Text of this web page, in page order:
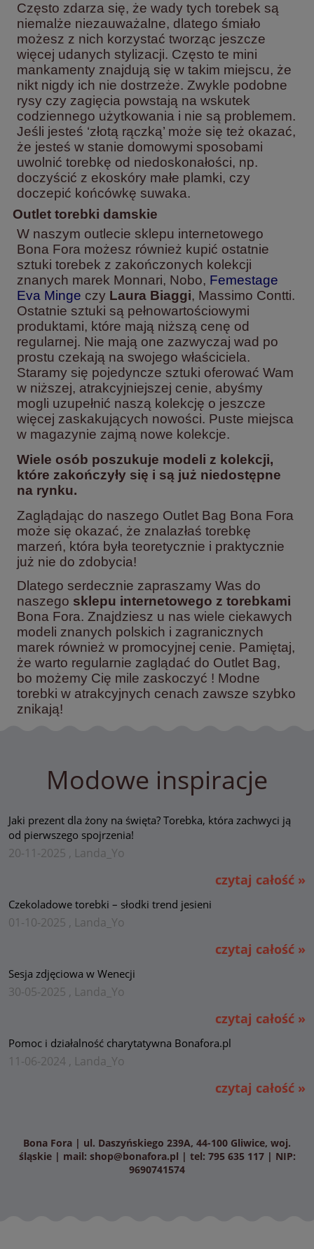
Często zdarza się, że wady tych torebek są
niemalże niezauważalne, dlatego śmiało
możesz z nich korzystać tworząc jeszcze
więcej udanych stylizacji. Często te mini
mankamenty znajdują się w takim miejscu, że
nikt nigdy ich nie dostrzeże. Zwykle podobne
rysy czy zagięcia powstają na wskutek
codziennego użytkowania i nie są problemem.
Jeśli jesteś ‘złotą rączką’ może się też okazać,
że jesteś w stanie domowymi sposobami
uwolnić torebkę od niedoskonałości, np.
doczyścić z ekoskóry małe plamki, czy
doczepić końcówkę suwaka.
Outlet torebki damskie
W naszym outlecie sklepu internetowego
Bona Fora możesz również kupić ostatnie
sztuki torebek z zakończonych kolekcji
znanych marek Monnari, Nobo, Femestage
Eva Minge czy Laura Biaggi, Massimo Contti.
Ostatnie sztuki są pełnowartościowymi
produktami, które mają niższą cenę od
regularnej. Nie mają one zazwyczaj wad po
prostu czekają na swojego właściciela.
Staramy się pojedyncze sztuki oferować Wam
w niższej, atrakcyjniejszej cenie, abyśmy
mogli uzupełnić naszą kolekcję o jeszcze
więcej zaskakujących nowości. Puste miejsca
w magazynie zajmą nowe kolekcje.
Wiele osób poszukuje modeli z kolekcji,
które zakończyły się i są już niedostępne
na rynku.
Zaglądając do naszego Outlet Bag Bona Fora
może się okazać, że znalazłaś torebkę
marzeń, która była teoretycznie i praktycznie
już nie do zdobycia!
Dlatego serdecznie zapraszamy Was do
naszego sklepu internetowego z torebkami
Bona Fora. Znajdziesz u nas wiele ciekawych
modeli znanych polskich i zagranicznych
marek również w promocyjnej cenie. Pamiętaj,
że warto regularnie zaglądać do Outlet Bag,
bo możemy Cię mile zaskoczyć ! Modne
torebki w atrakcyjnych cenach zawsze szybko
znikają!
Modowe inspiracje
Jaki prezent dla żony na święta? Torebka, która zachwyci ją
od pierwszego spojrzenia!
20-11-2025 , Landa_Yo
czytaj całość »
Czekoladowe torebki – słodki trend jesieni
01-10-2025 , Landa_Yo
czytaj całość »
Sesja zdjęciowa w Wenecji
30-05-2025 , Landa_Yo
czytaj całość »
Pomoc i działalność charytatywna Bonafora.pl
11-06-2024 , Landa_Yo
czytaj całość »
Bona Fora | ul. Daszyńskiego 239A, 44-100 Gliwice, woj.
śląskie | mail: shop@bonafora.pl | tel: 795 635 117 | NIP:
9690741574